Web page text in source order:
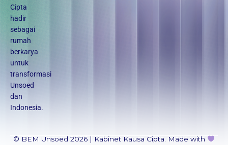
Cipta
hadir
sebagai
rumah
berkarya
untuk
transformasi
Unsoed
dan
Indonesia.
m
© BEM Unsoed 2026 | Kabinet Kausa Cipta. Made with